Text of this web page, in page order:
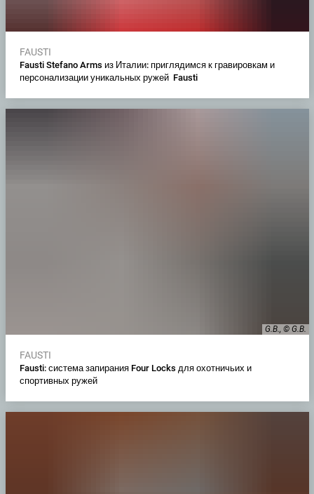
FAUSTI
Fausti Stefano Arms из Италии: приглядимся к гравировкам и
персонализации уникальных ружей Fausti
G.B., © G.B.
FAUSTI
Fausti: система запирания Four Locks для охотничьих и
спортивных ружей